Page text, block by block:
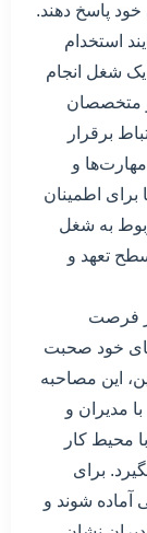
پاسخ دهند.
استخدام
یک شغل انجام
متخصصان
برقرار
و
برای اطمینان
به شغل
تعهد و
فرصت
خود صحبت
این مصاحبه
مدیران و
محیط کار
برای
آماده شوند و